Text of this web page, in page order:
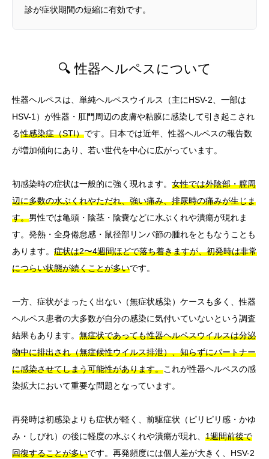
診が症状期間の短縮に有効です。
🔍 性器ヘルペスについて
性器ヘルペスは、単純ヘルペスウイルス（主にHSV-2、一部は
HSV-1）が性器・肛門周辺の皮膚や粘膜に感染して引き起こされ
る性感染症（STI）です。日本では近年、性器ヘルペスの報告数
が増加傾向にあり、若い世代を中心に広がっています。
初感染時の症状は一般的に強く現れます。 女性では外陰部・膣周
辺に多数の水ぶくれやただれ、強い痛み、排尿時の痛みが生じま
す。男性では亀頭・陰茎・陰嚢などに水ぶくれや潰瘍が現れま
す。発熱・全身倦怠感・鼠径部リンパ節の腫れをともなうことも
あります。 症状は2〜4週間ほどで落ち着きますが、初発時は非常
につらい状態が続くことが多いです。
一方、症状がまったく出ない（無症状感染）ケースも多く、性器
ヘルペス患者の大多数が自分の感染に気付いていないという調査
結果もあります。 無症状であっても性器ヘルペスウイルスは分泌
物中に排出され（無症候性ウイルス排泄）、知らずにパートナー
に感染させてしまう可能性があります。これが性器ヘルペスの感
染拡大において重要な問題となっています。
再発時は初感染よりも症状が軽く、前駆症状（ピリピリ感・かゆ
み・しびれ）の後に軽度の水ぶくれや潰瘍が現れ、 1週間前後で
回復することが多いです。再発頻度には個人差が大きく、HSV-2